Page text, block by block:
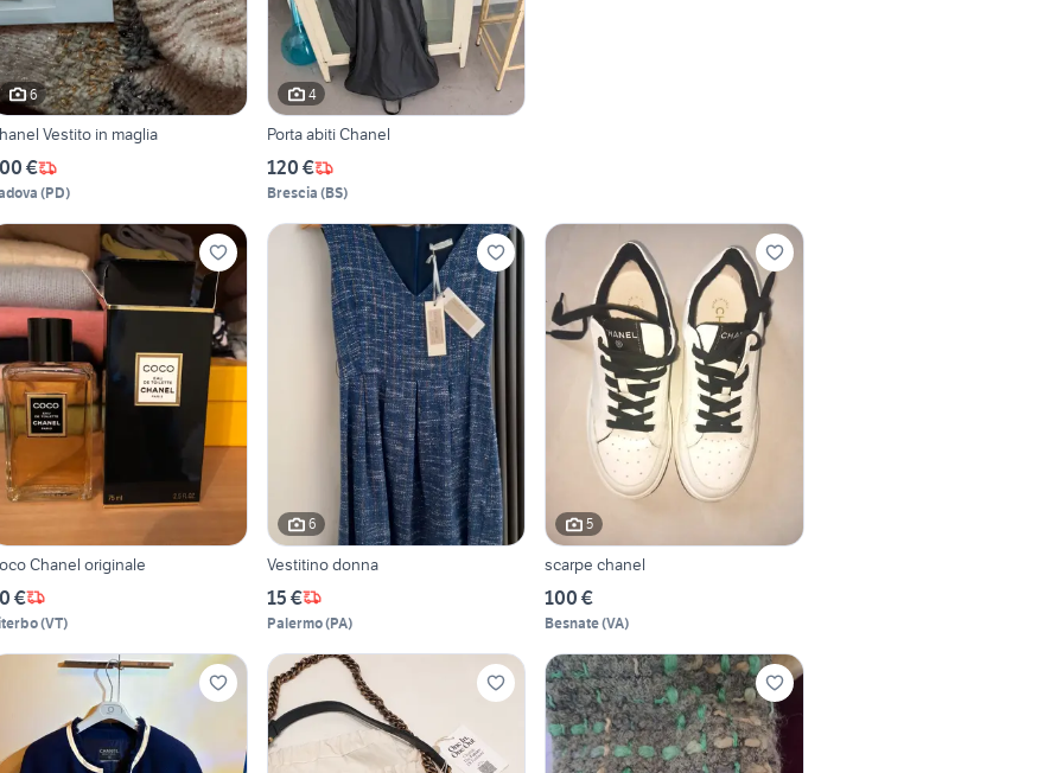
6
Vestito in maglia
€
(PD)
4
Porta abiti Chanel
120 €
Brescia (BS)
Chanel originale
€
(VT)
6
Vestitino donna
15 €
Palermo(PA)
5
scarpe chanel
100 €
Besnate(VA)